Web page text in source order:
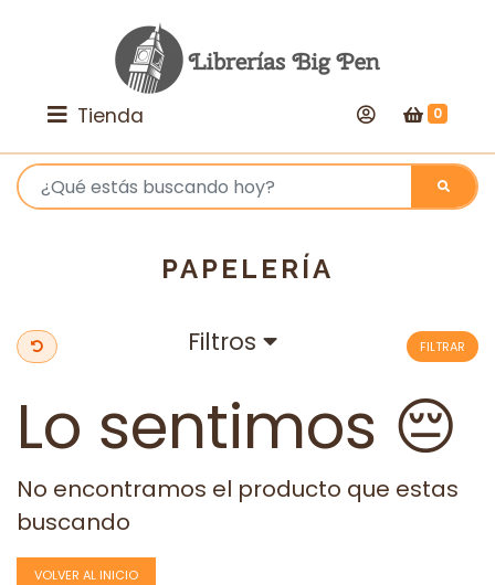
Tienda 0
PAPELERÍA
Filtros FILTRAR
Lo sentimos 😔
No encontramos el producto que estas
buscando
VOLVER AL INICIO